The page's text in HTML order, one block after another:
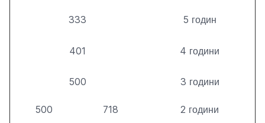
333 5 годин
401 4 години
500 3 години
500 718 2 години